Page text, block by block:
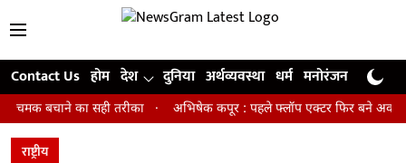
Contact Us होम देश दुनिया अर्थव्यवस्था धर्म मनोरंजन खेल
का सही तरीका अभिषेक कपूर : पहले फ्लॉप एक्टर फिर बने अवॉर्ड विनिंग
राष्ट्रीय